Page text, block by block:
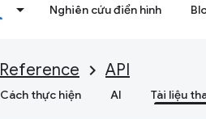
Nghiên cứu điển hình
Reference API
Cách thực hiện AI Tài liệu